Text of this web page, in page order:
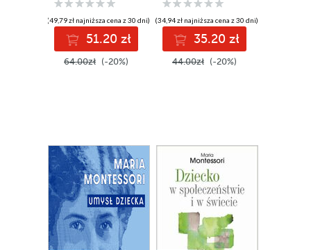
(49,79 zł najniższa cena z 30 dni)
51.20 zł
64.00zł (-20%)
(34,94 zł najniższa cena z 30 dni)
35.20 zł
44.00zł (-20%)